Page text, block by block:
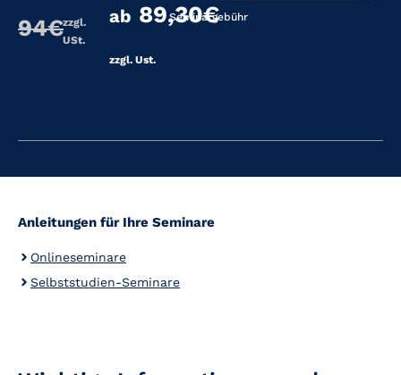
94€zzgl.
USt.
ab 89,30€
zzgl. Ust.
Seminargebühr
Anleitungen für Ihre Seminare
Onlineseminare
Selbststudien-Seminare